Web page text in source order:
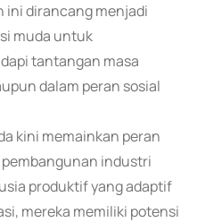
ini dirancang menjadi
muda untuk
tantangan masa
dalam peran sosial
kini memainkan peran
industri
produktif yang adaptif
mereka memiliki potensi